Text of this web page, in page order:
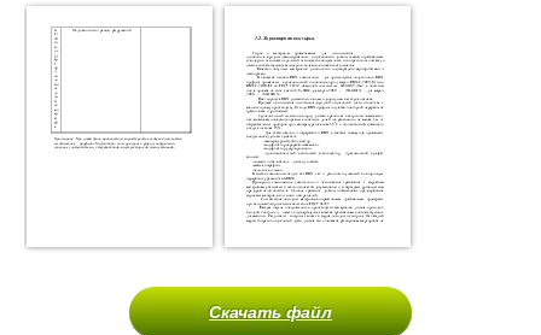
Скачать файл